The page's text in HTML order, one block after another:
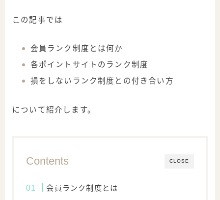
この記事では
会員ランク制度とは何か
各ポイントサイトのランク制度
損をしないランク制度との付き合い方
について紹介します。
CLOSE
Contents
会員ランク制度とは